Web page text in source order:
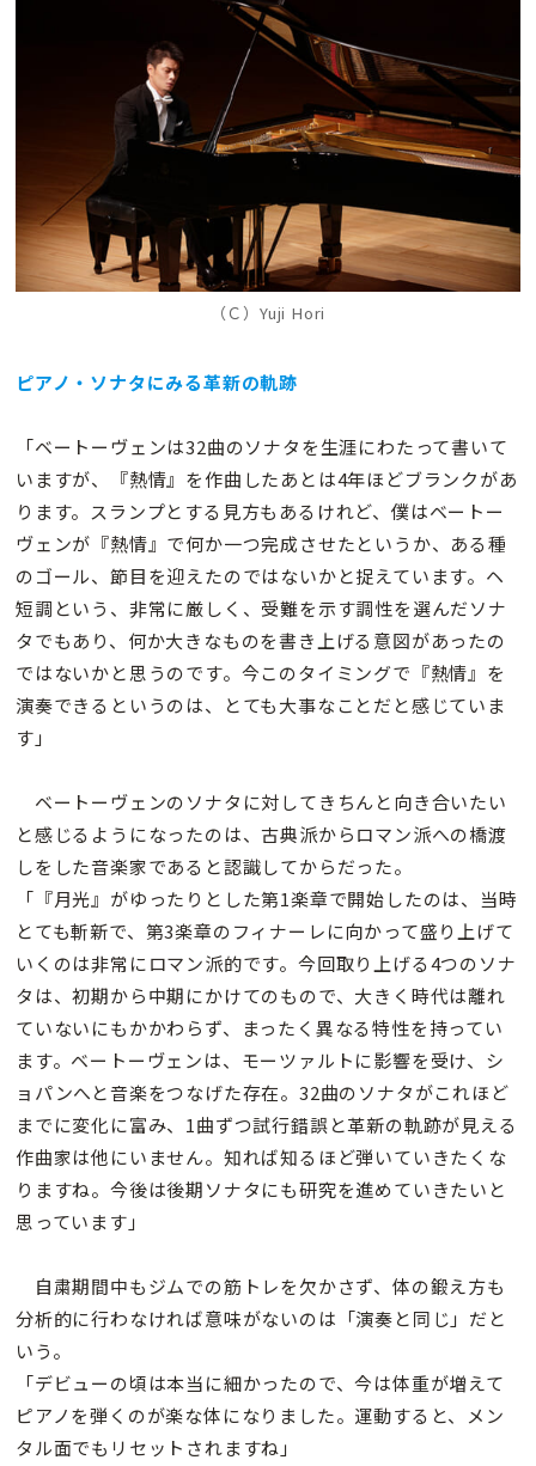
（Ｃ）Yuji Hori
ピアノ・ソナタにみる革新の軌跡
「ベートーヴェンは32曲のソナタを生涯にわたって書いて
いますが、『熱情』を作曲したあとは4年ほどブランクがあ
ります。スランプとする見方もあるけれど、僕はベートー
ヴェンが『熱情』で何か一つ完成させたというか、ある種
のゴール、節目を迎えたのではないかと捉えています。ヘ
短調という、非常に厳しく、受難を示す調性を選んだソナ
タでもあり、何か大きなものを書き上げる意図があったの
ではないかと思うのです。今このタイミングで『熱情』を
演奏できるというのは、とても大事なことだと感じていま
す」
ベートーヴェンのソナタに対してきちんと向き合いたい
と感じるようになったのは、古典派からロマン派への橋渡
しをした音楽家であると認識してからだった。
「『月光』がゆったりとした第1楽章で開始したのは、当時
とても斬新で、第3楽章のフィナーレに向かって盛り上げて
いくのは非常にロマン派的です。今回取り上げる4つのソナ
タは、初期から中期にかけてのもので、大きく時代は離れ
ていないにもかかわらず、まったく異なる特性を持ってい
ます。ベートーヴェンは、モーツァルトに影響を受け、シ
ョパンへと音楽をつなげた存在。32曲のソナタがこれほど
までに変化に富み、1曲ずつ試行錯誤と革新の軌跡が見える
作曲家は他にいません。知れば知るほど弾いていきたくな
りますね。今後は後期ソナタにも研究を進めていきたいと
思っています」
自粛期間中もジムでの筋トレを欠かさず、体の鍛え方も
分析的に行わなければ意味がないのは「演奏と同じ」だと
いう。
「デビューの頃は本当に細かったので、今は体重が増えて
ピアノを弾くのが楽な体になりました。運動すると、メン
タル面でもリセットされますね」